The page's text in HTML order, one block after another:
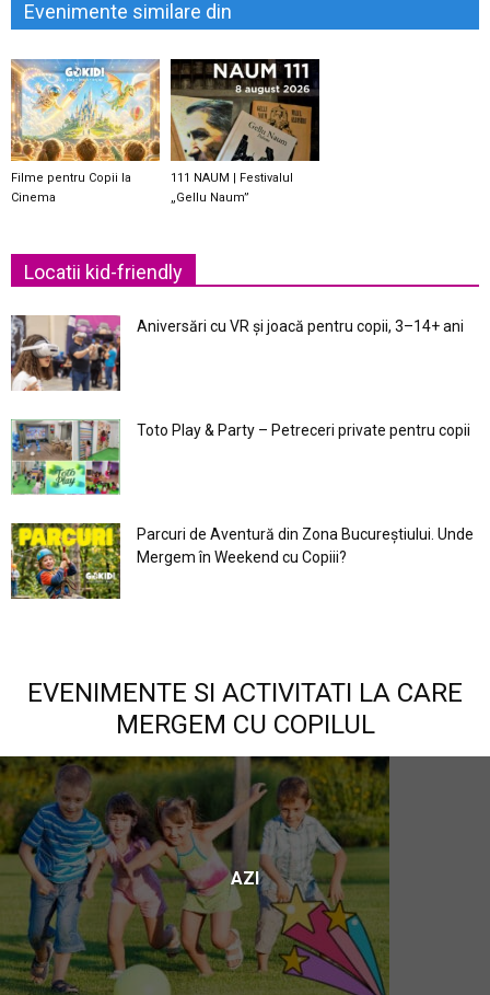
Evenimente similare din
Filme pentru Copii la
Cinema
111 NAUM | Festivalul
„Gellu Naum”
Locatii kid-friendly
Aniversări cu VR și joacă pentru copii, 3–14+ ani
Toto Play & Party – Petreceri private pentru copii
Parcuri de Aventură din Zona Bucureştiului. Unde
Mergem în Weekend cu Copiii?
EVENIMENTE SI ACTIVITATI LA CARE
MERGEM CU COPILUL
AZI